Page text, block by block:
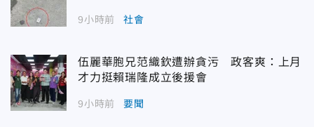
9小時前 社會
伍麗華胞兄范織欽遭辦貪污 政客爽：上月
才力挺賴瑞隆成立後援會
9小時前 要聞